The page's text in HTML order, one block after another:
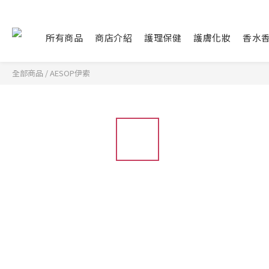
所有商品 商店介紹 護理保健 護膚化妝 香水
全部商品 /AESOP伊索